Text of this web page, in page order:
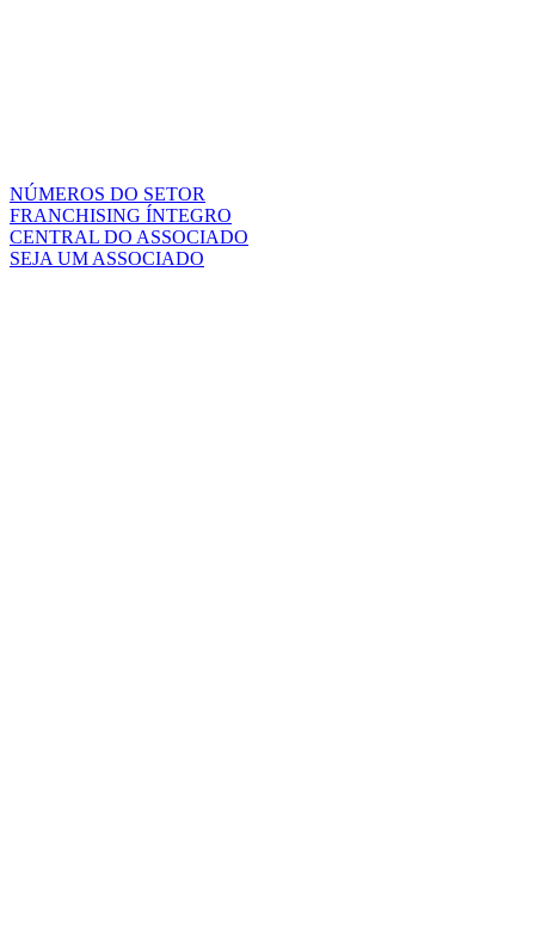
NÚMEROS DO SETOR
FRANCHISING ÍNTEGRO
CENTRAL DO ASSOCIADO
SEJA UM ASSOCIADO